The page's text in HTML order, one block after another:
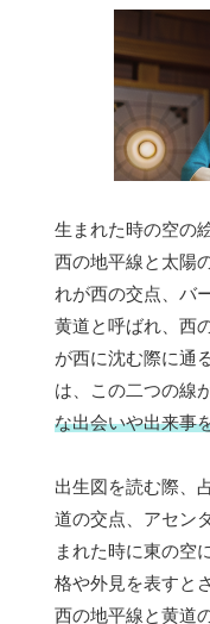
生まれた時の空の
西の地平線と太陽
れが西の交点、バ
黄道と呼ばれ、西
が西に沈む際に通
は、この二つの線
な出会いや出来事
出生図を読む際、
道の交点、アセン
まれた時に東の空
格や外見を表すと
西の地平線と黄道